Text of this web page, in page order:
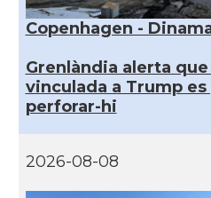
Copenhagen -
Grenlàndia alerta
vinculada a Trump es
perforar-hi
2026-08-08